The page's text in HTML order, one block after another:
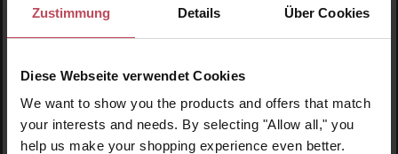
Zustimmung Details Über Cookies
Diese Webseite verwendet Cookies
We want to show you the products and offers that match
your interests and needs. By selecting "Allow all," you
help us make your shopping experience even better.